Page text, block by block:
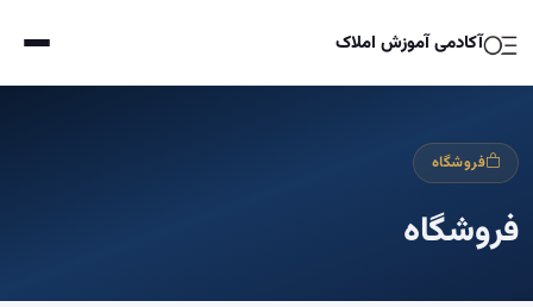
آکادمی آموزش املاک
فروشگاه
فروشگاه